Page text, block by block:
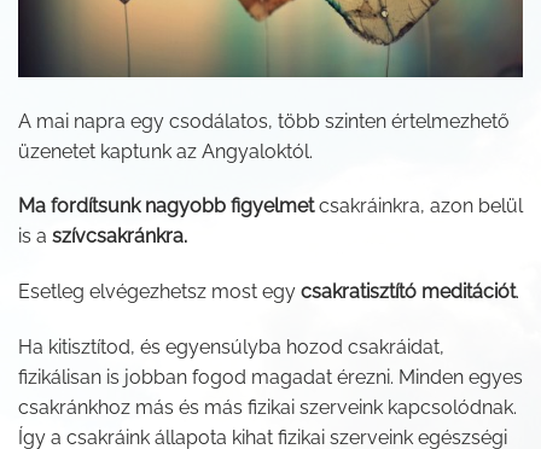
A mai napra egy csodálatos, több szinten értelmezhető
üzenetet kaptunk az Angyaloktól.
Ma fordítsunk nagyobb figyelmetcsakráinkra, azon belül
is a szívcsakránkra.
Esetleg elvégezhetsz most egy csakratisztító meditációt.
Ha kitisztítod, és egyensúlyba hozod csakráidat,
fizikálisan is jobban fogod magadat érezni. Minden egyes
csakránkhoz más és más fizikai szerveink kapcsolódnak.
Így a csakráink állapota kihat fizikai szerveink egészségi